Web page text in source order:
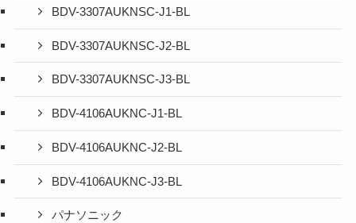
BDV-3307AUKNSC-J1-BL
BDV-3307AUKNSC-J2-BL
BDV-3307AUKNSC-J3-BL
BDV-4106AUKNC-J1-BL
BDV-4106AUKNC-J2-BL
BDV-4106AUKNC-J3-BL
パナソニック